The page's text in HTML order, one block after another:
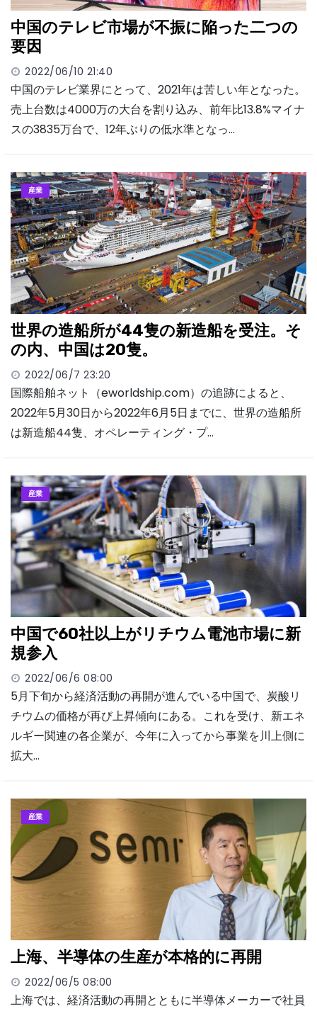
中国のテレビ市場が不振に陥った二つの
要因
2022/06/10 21:40
中国のテレビ業界にとって、2021年は苦しい年となった。
売上台数は4000万の大台を割り込み、前年比13.8%マイナ
スの3835万台で、12年ぶりの低水準となっ…
産業
世界の造船所が44隻の新造船を受注。そ
の内、中国は20隻。
2022/06/7 23:20
国際船舶ネット（eworldship.com）の追跡によると、
2022年5月30日から2022年6月5日までに、世界の造船所
は新造船44隻、オペレーティング・プ…
産業
中国で60社以上がリチウム電池市場に新
規参入
2022/06/6 08:00
5月下旬から経済活動の再開が進んでいる中国で、炭酸リ
チウムの価格が再び上昇傾向にある。これを受け、新エネ
ルギー関連の各企業が、今年に入ってから事業を川上側に
拡大…
産業
上海、半導体の生産が本格的に再開
2022/06/5 08:00
上海では、経済活動の再開とともに半導体メーカーで社員